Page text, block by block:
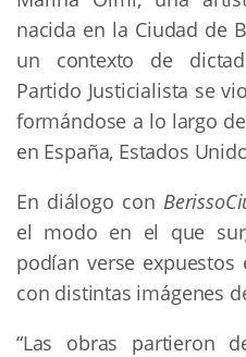
nacida en la Ciudad de
un contexto de
Partido Justicialista se
formándose a lo largo
en España, Estados
En diálogo con BerissoC
el modo en el que
podían verse
con distintas imágenes
“Las obras partieron